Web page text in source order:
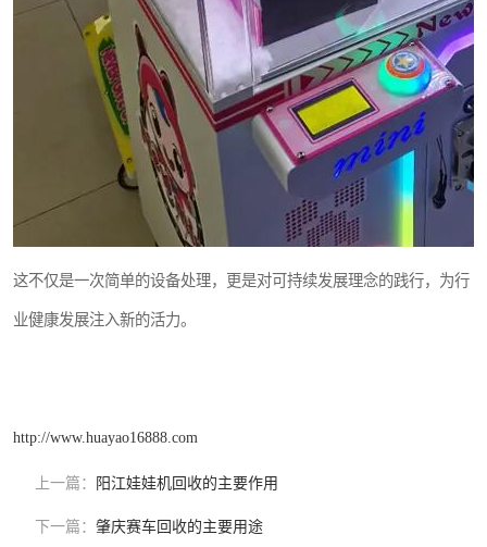
这不仅是一次简单的设备处理，更是对可持续发展理念的践行，为行
业健康发展注入新的活力。
http://www.huayao16888.com
上一篇： 阳江娃娃机回收的主要作用
下一篇： 肇庆赛车回收的主要用途